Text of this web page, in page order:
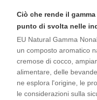
Ciò che rende il
punto di svolta nelle
EU Natural Gamma
un composto aromatico
cremose di cocco,
alimentare, delle
ne esplora l'origine, le
le considerazioni sulla